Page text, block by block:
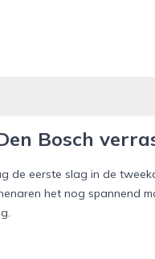
Bosch
de eerste slag in de
het nog spannend